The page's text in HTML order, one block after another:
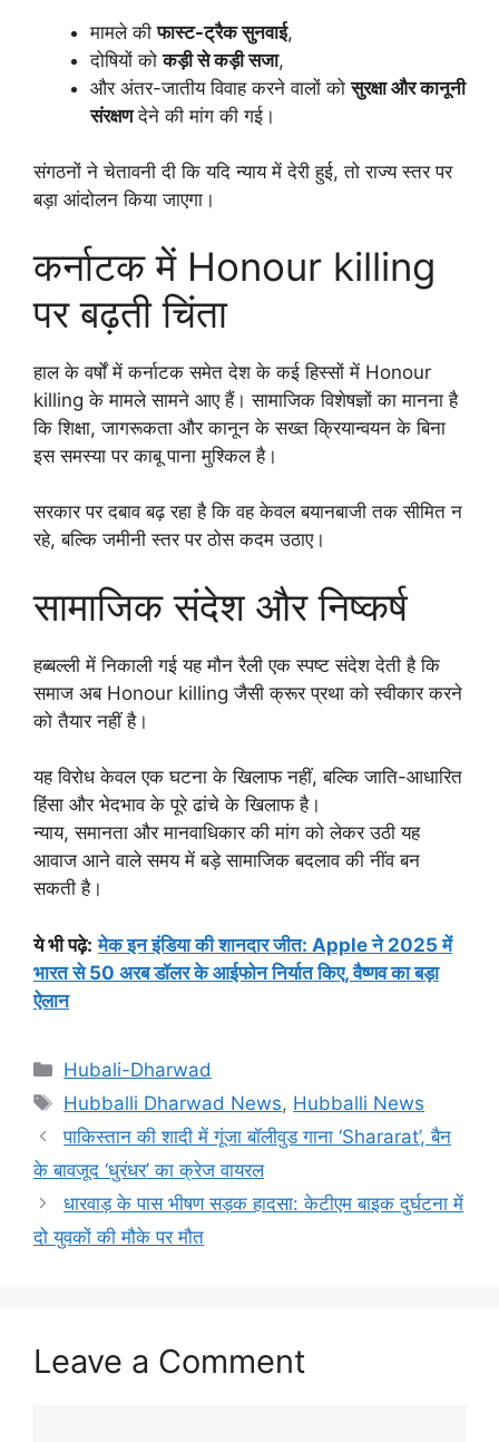
मामले कीफास्ट-ट्रैक सुनवाई,
दोषियों कोकड़ी से कड़ी सजा,
और अंतर-जातीय विवाह करने वालों कोसुरक्षा और कानूनी
संरक्षणदेने की मांग की गई।
संगठनों ने चेतावनी दी कि यदि न्याय में देरी हुई, तो राज्य स्तर पर
बड़ा आंदोलन किया जाएगा।
कर्नाटक में Honour killing
पर बढ़ती चिंता
हाल के वर्षों में कर्नाटक समेत देश के कई हिस्सों में Honour
killing के मामले सामने आए हैं। सामाजिक विशेषज्ञों का मानना है
कि शिक्षा, जागरूकता और कानून के सख्त क्रियान्वयन के बिना
इस समस्या पर काबू पाना मुश्किल है।
सरकार पर दबाव बढ़ रहा है कि वह केवल बयानबाजी तक सीमित न
रहे, बल्कि जमीनी स्तर पर ठोस कदम उठाए।
सामाजिक संदेश और निष्कर्ष
हब्बल्ली में निकाली गई यह मौन रैली एक स्पष्ट संदेश देती है कि
समाज अब Honour killing जैसी क्रूर प्रथा को स्वीकार करने
को तैयार नहीं है।
यह विरोध केवल एक घटना के खिलाफ नहीं, बल्कि जाति-आधारित
हिंसा और भेदभाव के पूरे ढांचे के खिलाफ है।
न्याय, समानता और मानवाधिकार की मांग को लेकर उठी यह
आवाज आने वाले समय में बड़े सामाजिक बदलाव की नींव बन
सकती है।
ये भी पढ़े: मेक इन इंडिया की शानदार जीत: Apple ने 2025 में
भारत से 50 अरब डॉलर के आईफोन निर्यात किए, वैष्णव का बड़ा
ऐलान
Categories
Hubali-Dharwad
Tags
Hubballi Dharwad News, Hubballi News
पाकिस्तान की शादी में गूंजा बॉलीवुड गाना ‘Shararat’, बैन
के बावजूद ‘धुरंधर’ का क्रेज वायरल
धारवाड़ के पास भीषण सड़क हादसा: केटीएम बाइक दुर्घटना में
दो युवकों की मौके पर मौत
Leave a Comment